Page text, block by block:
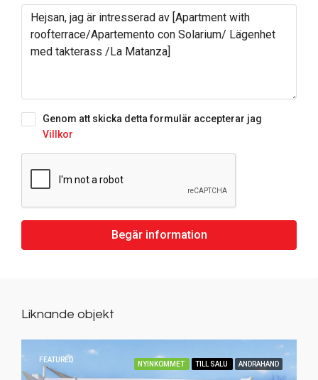
Genom att skicka detta formulär accepterar jag
Villkor
Begär information
Liknande objekt
FEATURED
NYINKOMMET TILL SALU ANDRAHAND